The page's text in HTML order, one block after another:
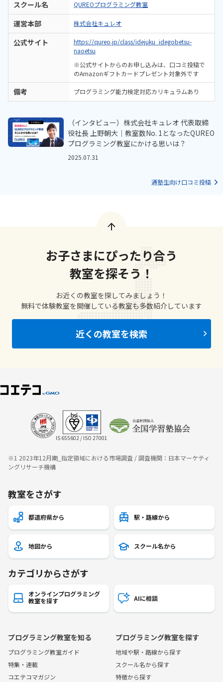
スクール名 QUREOプログラミング教室
運営本部 株式会社キュレオ
公式サイト
https://qureo.jp/class/idejuku_idegobetsu-
naoetsu
※公式サイトからのお申し込みは、口コミ投稿で
のAmazonギフトカードプレゼント対象外です
備考 プログラミング能力検定対応カリキュラムあり
（インタビュー）株式会社キュレオ 代表取締
役社長 上野朝大｜教室数No. 1となったQUREO
プログラミング教室にかける思いは？
2025.07.31
通塾生向け口コミ投稿
お子さまにぴったり合う
教室を探そう！
お近くの教室を探してみましょう！
無料で体験教室を開催している教室も多数紹介しています
近くの教室を検索
IS 655602 / ISO 27001
※1 2023年12月期_指定領域における市場調査 / 調査機関：日本マーケティ
ングリサーチ機構
教室をさがす
都道府県から 駅・路線から
地図から スクール名から
カテゴリからさがす
オンラインプログラミング
教室を探す
AIに相談
プログラミング教室を知る
プログラミング教室ガイド
特集・連載
コエテコマガジン
プログラミング教室を探す
地域や駅・路線から探す
スクール名から探す
特徴から探す